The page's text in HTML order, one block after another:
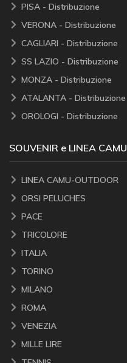
PISA - Distribuzione
VERONA - Distribuzione
CAGLIARI - Distribuzione
SS LAZIO - Distribuzione
MONZA - Distribuzione
ATALANTA - Distribuzione
OROLOGI - Distribuzione
SOUVENIR e LINEA CAMU
LINEA CAMU-OUTDOOR
ORSI PELUCHES
PACE
TRICOLORE
ITALIA
TORINO
MILANO
ROMA
VENEZIA
MILLE LIRE